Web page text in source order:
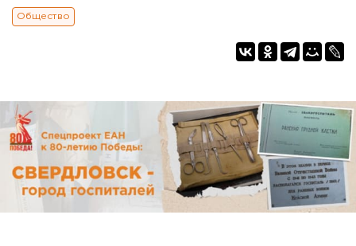
Общество